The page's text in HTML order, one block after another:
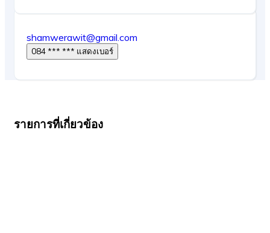
shamwerawit@gmail.com
084 *** *** แสดงเบอร์
รายการที่เกี่ยวข้อง